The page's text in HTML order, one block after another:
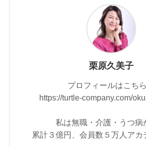
栗原久美子
プロフィールはこちら
https://turtle-company.com/
私は無職・介護・うつ病
累計３億円、会員数５万人アカ